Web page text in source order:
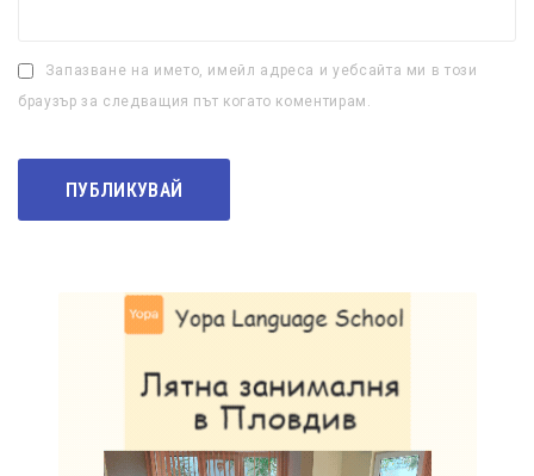
Запазване на името, имейл адреса и уебсайта ми в този
браузър за следващия път когато коментирам.